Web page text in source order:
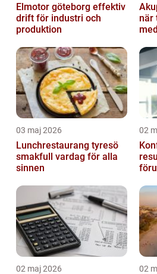
Elmotor göteborg effektiv
drift för industri och
produktion
när
03 maj 2026
Lunchrestaurang tyresö
smakfull vardag för alla
sinnen
02
resultat så
02 maj 2026 02